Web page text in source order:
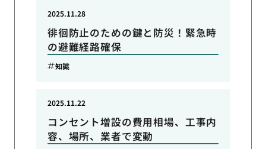
徘徊防止のための鍵と防災！緊急時
の避難経路確保
2025.11.28
知識
コンセント増設の費用相場、工事内
容、場所、業者で変動
2025.11.22